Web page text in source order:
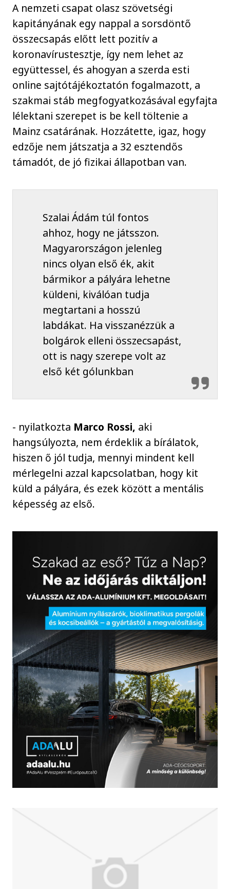
A nemzeti csapat olasz szövetségi
kapitányának egy nappal a sorsdöntő
összecsapás előtt lett pozitív a
koronavírustesztje, így nem lehet az
együttessel, és ahogyan a szerda esti
online sajtótájékoztatón fogalmazott, a
szakmai stáb megfogyatkozásával egyfajta
lélektani szerepet is be kell töltenie a
Mainz csatárának. Hozzátette, igaz, hogy
edzője nem játszatja a 32 esztendős
támadót, de jó fizikai állapotban van.
Szalai Ádám túl fontos
ahhoz, hogy ne játsszon.
Magyarországon jelenleg
nincs olyan első ék, akit
bármikor a pályára lehetne
küldeni, kiválóan tudja
megtartani a hosszú
labdákat. Ha visszanézzük a
bolgárok elleni összecsapást,
ott is nagy szerepe volt az
első két gólunkban
- nyilatkozta Marco Rossi, aki
hangsúlyozta, nem érdeklik a bírálatok,
hiszen ő jól tudja, mennyi mindent kell
mérlegelni azzal kapcsolatban, hogy kit
küld a pályára, és ezek között a mentális
képesség az első.